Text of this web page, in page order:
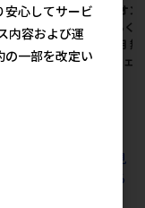
キレイ ミト
ャンプータオ
ローラルの香
カーフェア
[ライオン
ンでらく
ル 猫用
カーフェ
オルの人気商品を見
る
安心してサービ
内容および運
の一部を改定い